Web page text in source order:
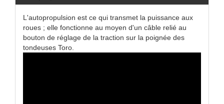
L'autopropulsion est ce qui transmet la puissance aux
roues ; elle fonctionne au moyen d'un câble relié au
bouton de réglage de la traction sur la poignée des
tondeuses Toro.